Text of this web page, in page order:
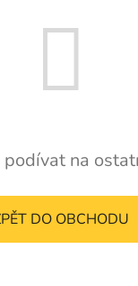
podívat na
DO OBCHODU